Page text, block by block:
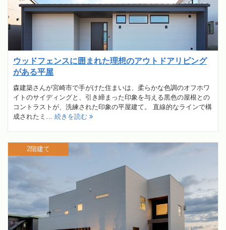
ウッドフェンスに囲まれた理想のアウトドアリビング
がある平屋
森建築さんが宮崎市で手がけた住まいは、柔らかな色調のオフホワ
イトのサイディングと、引き締まった印象を与える黒色の屋根との
コントラストが、洗練された印象の平屋建て。 直線的なラインで構
成されたミ… 続きを読む
2階建て